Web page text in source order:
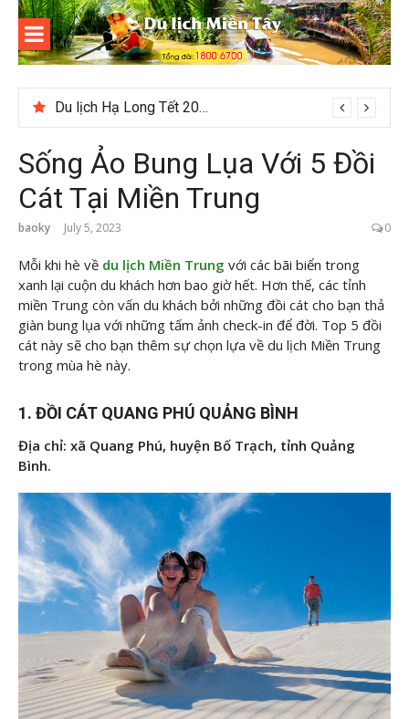
Skip
content
Du lịch
Miền Tây
Du lịch Hạ Long Tết 2026: Hành trình khám phá di sản nổi tiếng
Sống Ảo Bung Lụa Với 5 Đồi
Cát Tại Miền Trung
baoky July 5, 2023 0
Mỗi khi hè về du lịch Miền Trung với các bãi biển trong
xanh lại cuộn du khách hơn bao giờ hết. Hơn thế, các tỉnh
miền Trung còn vấn du khách bởi những đồi cát cho bạn thả
giàn bung lụa với những tấm ảnh check-in để đời. Top 5 đồi
cát này sẽ cho bạn thêm sự chọn lựa về du lịch Miền Trung
trong mùa hè này.
1. ĐỒI CÁT QUANG PHÚ QUẢNG BÌNH
Địa chỉ: xã Quang Phú, huyện Bố Trạch, tỉnh Quảng
Bình.